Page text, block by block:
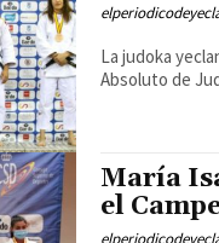
La judoka
Absoluto de
María
el